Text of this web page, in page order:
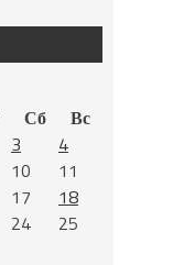
Сб
Вс
3
4
10
11
17
18
24
25